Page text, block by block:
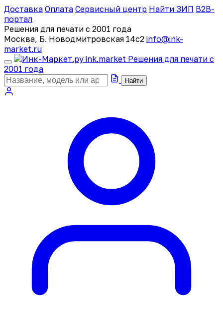
Доставка Оплата Сервисный центр Найти ЗИП B2B-
портал
Решения для печати с 2001 года
Москва, Б. Новодмитровская 14с2 info@ink-
market.ru
ink.market Решения для печати с
2001 года
Найти